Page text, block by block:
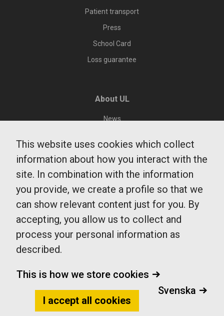
Patient transport
Press
School Card
Loss guarantee
About UL
News
Region Uppsala
UL Customer Service
0771-14 14 14
7-20
Saturdays, Sundays and public vacations
9-17
This website uses cookies which collect
information about how you interact with the
site. In combination with the information
you provide, we create a profile so that we
can show relevant content just for you. By
accepting, you allow us to collect and
process your personal information as
described.
This is how we store cookies
Svenska
I accept all cookies